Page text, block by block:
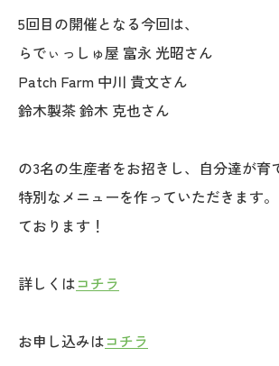
5回目の開催となる今回は、
らでぃっしゅ屋 富永 光昭さん
Patch Farm 中川 貴文さん
鈴木製茶 鈴木 克也さん
の3名の生産者をお招きし、自分達が育
特別なメニューを作っていただきます
ております！
詳しくはコチラ
お申し込みはコチラ